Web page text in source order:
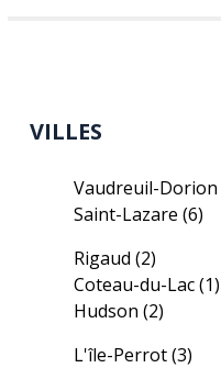
VILLES
Vaudreuil-
Saint-Lazare(6)
Rigaud(2)
Coteau-du-Lac(1)
Hudson(2)
L'île-Perrot(3)